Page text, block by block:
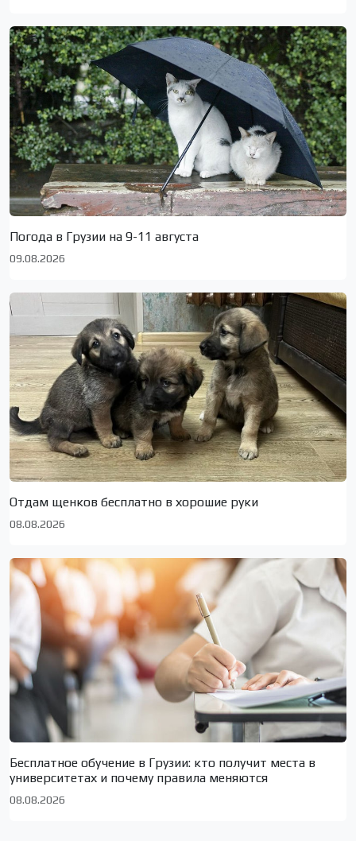
Погода в Грузии на 9-11 августа
09.08.2026
Отдам щенков бесплатно в хорошие руки
08.08.2026
Бесплатное обучение в Грузии: кто получит места в
университетах и почему правила меняются
08.08.2026